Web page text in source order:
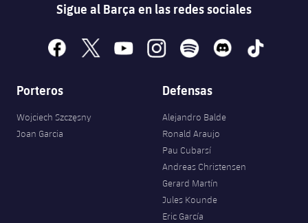
Sigue al Barça en las redes sociales
facebook
x youtubeinstagramspotify discord tiktok
Porteros
Wojciech Szczęsny
Joan Garcia
Defensas
Alejandro Balde
Ronald Araujo
Pau Cubarsí
Andreas Christensen
Gerard Martín
Jules Kounde
Eric García